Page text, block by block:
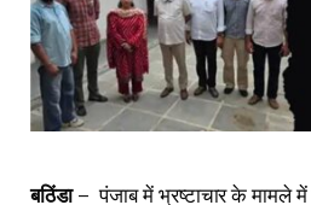
बठिंडा –पंजाब में भ्रष्टाचार के मामले